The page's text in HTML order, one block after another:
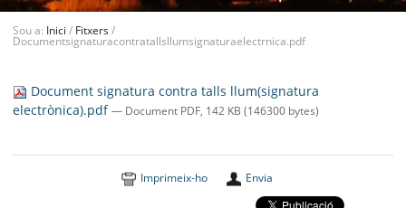
BELL-LLOC SOLUCIONA
Sou a: Inici / Fitxers/
Documentsignaturacontratallsllumsignaturaelectrnica.pdf
Document signatura contra talls llum(signatura
electrònica).pdf— Document PDF, 142 KB (146300 bytes)
Imprimeix-ho Envia